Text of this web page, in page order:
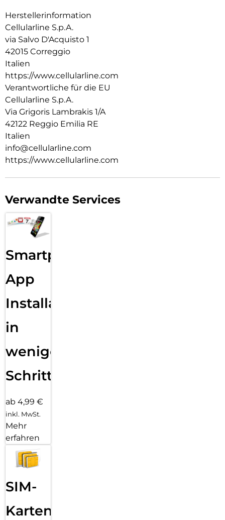
Herstellerinformation
Cellularline S.p.A.
via Salvo D'Acquisto 1
42015 Correggio
Italien
https://www.cellularline.com
Verantwortliche für die EU
Cellularline S.p.A.
Via Grigoris Lambrakis 1/A
42122 Reggio Emilia RE
Italien
info@cellularline.com
https://www.cellularline.com
Verwandte Services
Smartphone
App
Installation
in
wenigen
Schritten
ab 4,99 €
inkl. MwSt.
Mehr
erfahren
SIM-
Karten